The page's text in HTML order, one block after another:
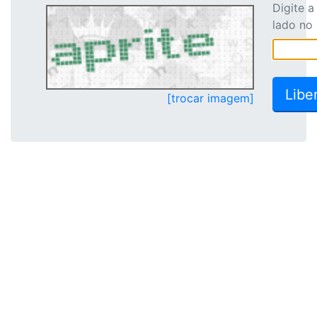
[trocar imagem]
Digite
lado no